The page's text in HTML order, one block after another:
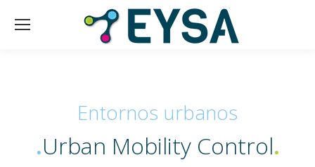
Entornos urbanos
.Urban Mobility Control.